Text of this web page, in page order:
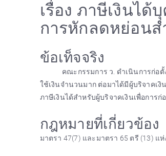
เรื่อง ภาษีเงินไ
การหักลดหย่อนส
ข้อเท็จจริง
คณะกรรมการ ว. ดำเนินการก่อ
ใช้เงินจำนวนมาก ต่อมาได้มีผู้บริจาคเ
ภาษีเงินได้สำหรับผู้บริจาคเงินเพื่อการ
กฎหมายที่เกี่ยวข้อง
มาตรา 47(7) และมาตรา 65 ตรี (13) แ